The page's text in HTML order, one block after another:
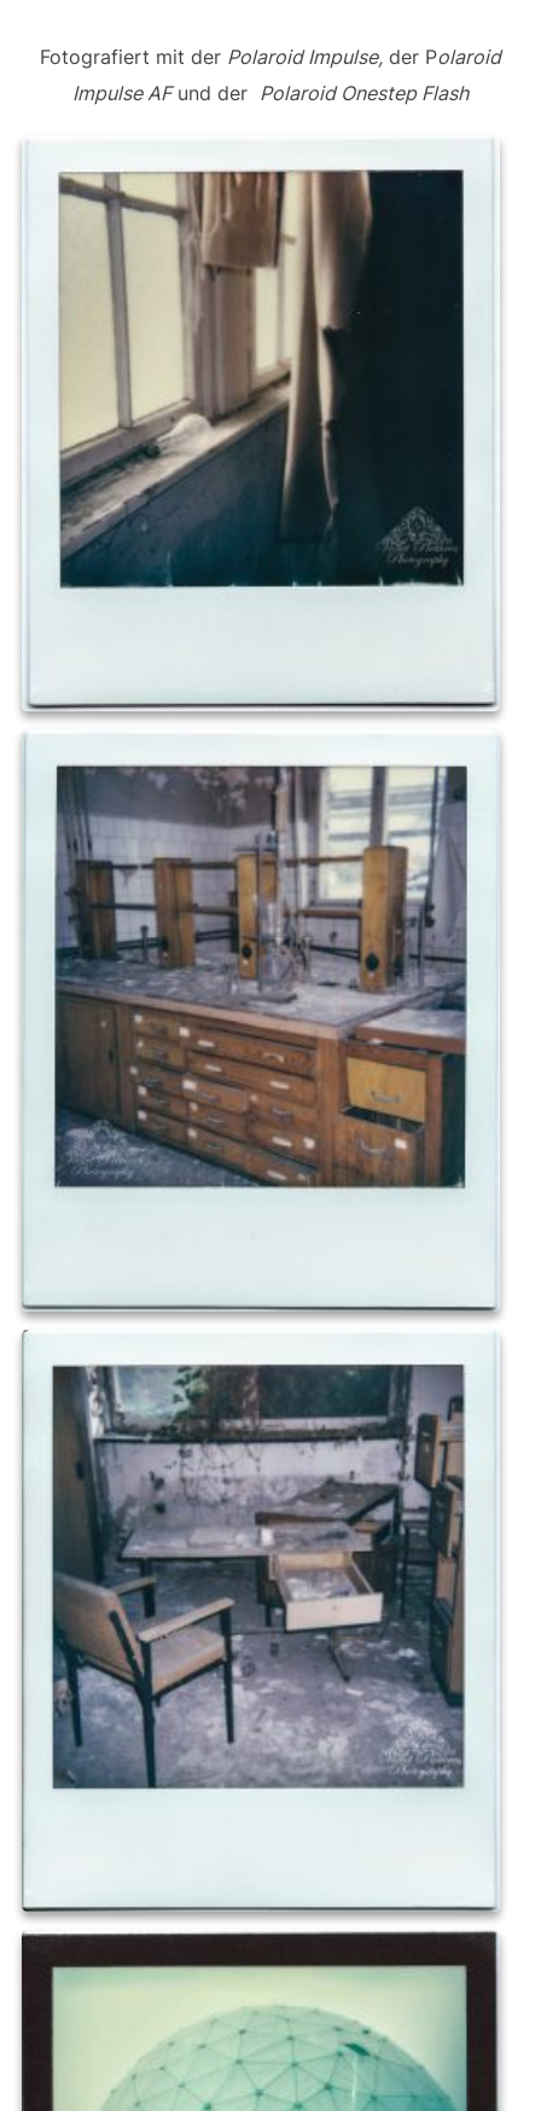
Fotografiert mit der Polaroid Impulse, der Polaroid
Impulse AFund der Polaroid Onestep Flash